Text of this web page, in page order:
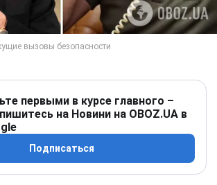
первыми в курсе главного –
на Новини на OBOZ.UA в
Подписаться